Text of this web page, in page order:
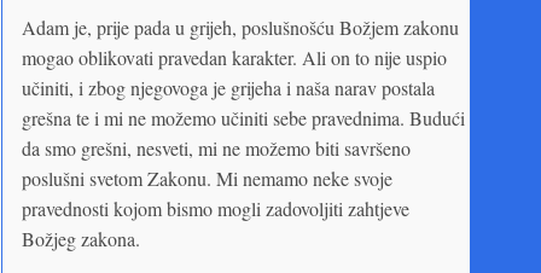
Adam je, prije pada u grijeh, poslušnošću Božjem zakonu
mogao oblikovati pravedan karakter. Ali on to nije uspio
učiniti, i zbog njegovoga je grijeha i naša narav postala
grešna te i mi ne možemo učiniti sebe pravednima. Budući
da smo grešni, nesveti, mi ne možemo biti savršeno
poslušni svetom Zakonu. Mi nemamo neke svoje
pravednosti kojom bismo mogli zadovoljiti zahtjeve
Božjeg zakona.